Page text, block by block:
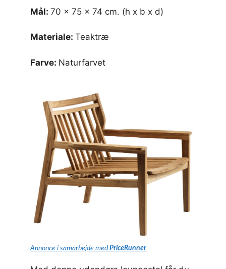
Mål: 70 x 75 x 74 cm. (h x b x d)
Materiale: Teaktræ
Farve: Naturfarvet
Annonce i samarbejde med PriceRunner